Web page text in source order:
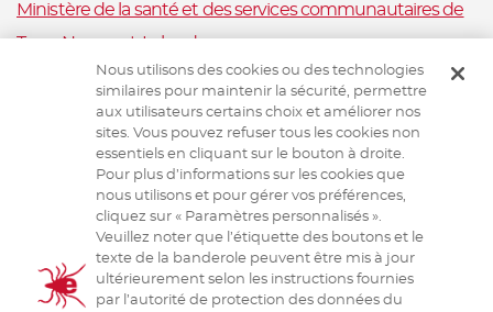
Ministère de la santé et des services communautaires de
Terre-Neuve-et-Labrador
Nova Scotia Department of Health and Wellness
Ministère de la Santé et Mieux-être, Ile-du-Prince-Édouard
Santé publique Ontario
Saskatchewan Ministry of Health
Système canadien de surveillance de la santé animale
Santé animale Canada
Nous utilisons des cookies ou des technologies
similaires pour maintenir la sécurité, permettre
aux utilisateurs certains choix et améliorer nos
sites. Vous pouvez refuser tous les cookies non
essentiels en cliquant sur le bouton à droite.
Pour plus d’informations sur les cookies que
nous utilisons et pour gérer vos préférences,
cliquez sur « Paramètres personnalisés ».
Veuillez noter que l’étiquette des boutons et le
texte de la banderole peuvent être mis à jour
ultérieurement selon les instructions fournies
par l’autorité de protection des données du